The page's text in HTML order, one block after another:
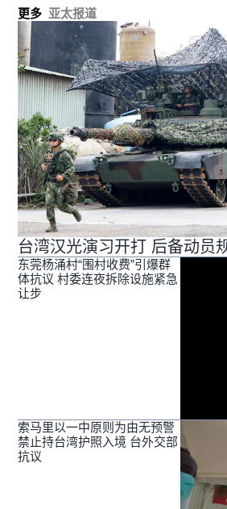
更多 亚太报道
台湾汉光演习开打
东莞杨涌村“围村收费”引爆群
体抗议 村委连夜拆除设施紧急
让步
索马里以一中原则为由无预警
禁止持台湾护照入境 台外交部
抗议